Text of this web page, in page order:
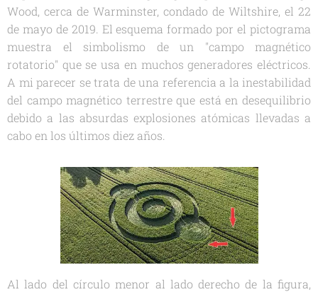
Wood, cerca de Warminster, condado de Wiltshire, el 22
de mayo de 2019. El esquema formado por el pictograma
muestra el simbolismo de un "campo magnético
rotatorio" que se usa en muchos generadores eléctricos.
A mi parecer se trata de una referencia a la inestabilidad
del campo magnético terrestre que está en desequilibrio
debido a las absurdas explosiones atómicas llevadas a
cabo en los últimos diez años.
Al lado del círculo menor al lado derecho de la figura,